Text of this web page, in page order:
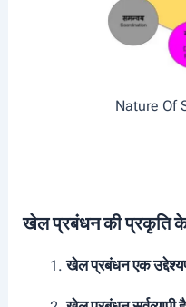
Nature Of
खेल प्रबंधन की प्रकृति के
खेल प्रबंधन एक